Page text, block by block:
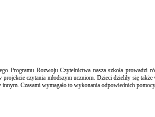
Programu Rozwoju Czytelnictwa nasza szkoła prowadzi
czytania młodszym uczniom. Dzieci dzieliły się
Czasami wymagało to wykonania odpowiednich